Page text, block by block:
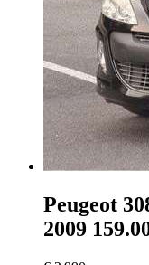
Peugeot
2009